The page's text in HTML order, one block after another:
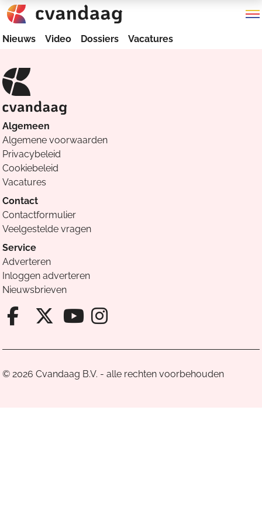
Nieuws Video Dossiers Vacatures
Algemeen
Algemene voorwaarden
Privacybeleid
Cookiebeleid
Vacatures
Contact
Contactformulier
Veelgestelde vragen
Service
Adverteren
Inloggen adverteren
Nieuwsbrieven
Facebook van Cvandaag
X van Cvandaag
Instagram van
© 2026 Cvandaag B.V. - alle rechten voorbehouden